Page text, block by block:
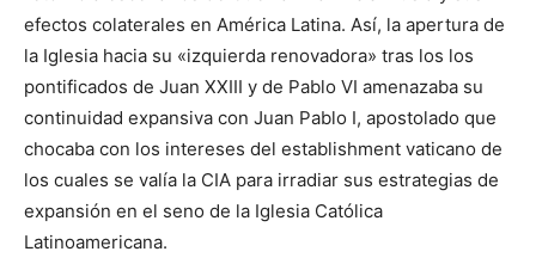
efectos colaterales en América Latina. Así, la apertura de
la Iglesia hacia su «izquierda renovadora» tras los los
pontificados de Juan XXIII y de Pablo VI amenazaba su
continuidad expansiva con Juan Pablo I, apostolado que
chocaba con los intereses del establishment vaticano de
los cuales se valía la CIA para irradiar sus estrategias de
expansión en el seno de la Iglesia Católica
Latinoamericana.